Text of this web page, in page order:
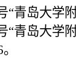
“青岛大学
“青岛大学
。